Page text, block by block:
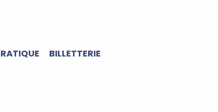
BILLETTERIE